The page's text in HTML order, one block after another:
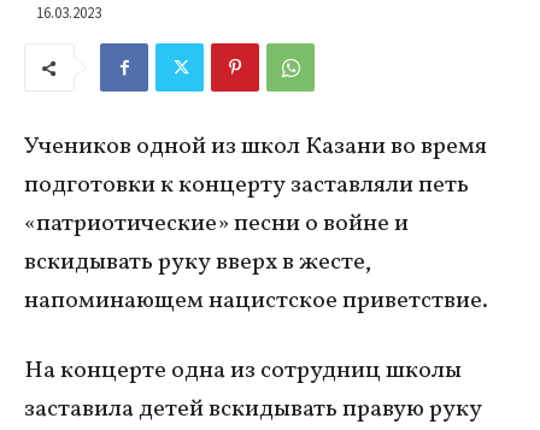
16.03.2023
Учеников одной из школ Казани во время
подготовки к концерту заставляли петь
«патриотические» песни о войне и
вскидывать руку вверх в жесте,
напоминающем нацистское приветствие.
На концерте одна из сотрудниц школы
заставила детей вскидывать правую руку